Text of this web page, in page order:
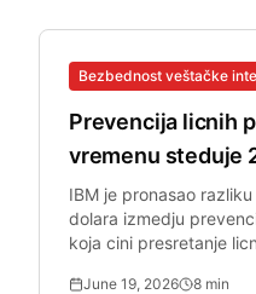
Bezbednost veštačke
Prevencija licnih
vremenu steduje
IBM je pronasao
dolara izmedju
koja cini presretanje
June 19, 2026 8 min